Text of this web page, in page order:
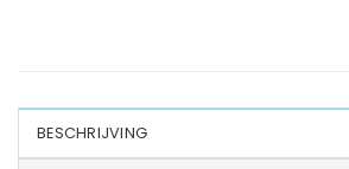
BESCHRIJVING